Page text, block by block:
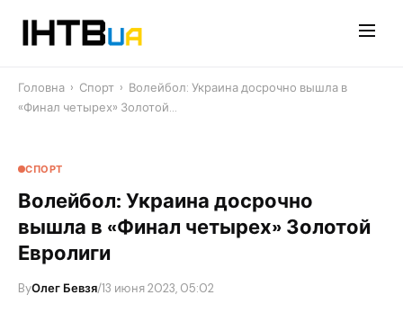
Головна › Спорт › Волейбол: Украина досрочно вышла в
«Финал четырех» Золотой…
СПОРТ
Волейбол: Украина досрочно
вышла в «Финал четырех» Золотой
Евролиги
ByОлег Бевзя/13 июня 2023, 05:02